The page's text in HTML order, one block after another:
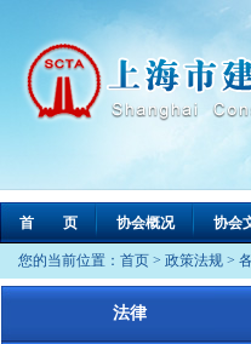
首 页 协会概况 协会
您的当前位置： 首页 > 政策法规 >
法律